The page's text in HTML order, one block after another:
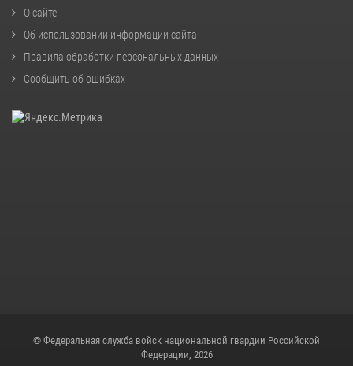
О сайте
Об использовании информации сайта
Правила обработки персональных данных
Сообщить об ошибках
© Федеральная служба войск национальной гвардии Российской
Федерации, 2026